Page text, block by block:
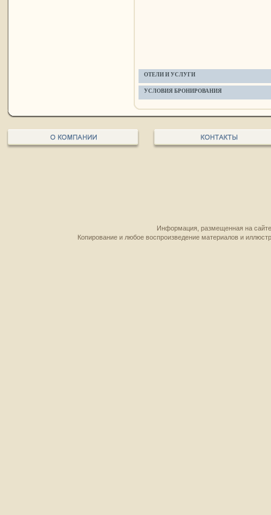
ОТЕЛИ И УСЛУГИ
УСЛОВИЯ БРОНИРОВАНИЯ
Информация, размещенная на
Копирование и любое воспроизведение материалов и